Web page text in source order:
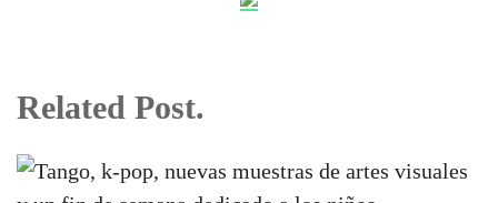
Related Post.